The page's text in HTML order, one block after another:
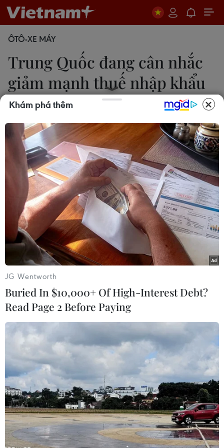
ÔTÔ-XE MÁY
Trung Quốc đang cân nhắc
giảm mạnh thuế nhập khẩu
ôtô
26/04/2018 10:20
Theo hãng tin Reuters, Trung Quốc đang cân nhắc
giảm mạnh thuế nhập khẩu ôtô theo kế hoạch của
nước này mở cửa hơn nữa thị trường ôtô lớn nhất
thế giới này.
Ảnh minh họa. (Nguồn: Moneycontrol)
Theo hãng tin Reuters, Trung Quốc đang cân
nhắc giảm mạnh thuế nhập khẩu ôtô theo kế
hoạch của nước này mở cửa hơn nữa thị trường
ôtô lớn nhất thế giới này.
Reuters dẫn nguồn hãng Bloomberg ngày 26/4
đưa tin nội các Trung Quốc đang xem xét các đề
Khám phá thêm
JG Wentworth
Buried In $10,000+ Of High-Interest Debt?
Read Page 2 Before Paying